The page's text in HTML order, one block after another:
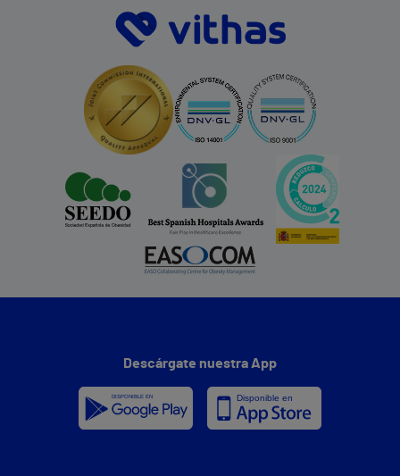
Descárgate nuestra App